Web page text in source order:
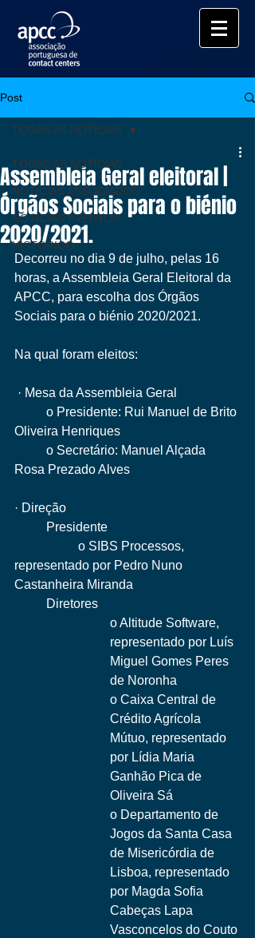
Post
TODAS AS NOTÍCIAS
NOTÍCIAS ASSOCIADOS
NOTÍCIAS EVENTOS
HISTÓRICO
TODAS AS NOTÍCIAS
Assembleia Geral eleitoral |
Órgãos Sociais para o biénio
2020/2021.
Decorreu no dia 9 de julho, pelas 16
horas, a Assembleia Geral Eleitoral da
APCC, para escolha dos Órgãos
Sociais para o biénio 2020/2021.
Na qual foram eleitos:
· Mesa da Assembleia Geral
Oliveira Henriques
Rosa Prezado Alves
· Direção
	Presidente
representado por Pedro Nuno
Castanheira Miranda
	Diretores
o Altitude Software,
representado por Luís
Miguel Gomes Peres
de Noronha
o Caixa Central de
Crédito Agrícola
Mútuo, representado
por Lídia Maria
Ganhão Pica de
Oliveira Sá
o Departamento de
Jogos da Santa Casa
de Misericórdia de
Lisboa, representado
por Magda Sofia
Cabeças Lapa
Vasconcelos do Couto